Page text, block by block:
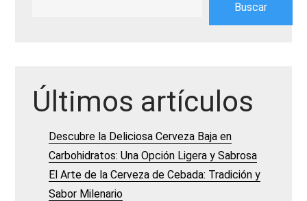
Buscar
Últimos artículos
Descubre la Deliciosa Cerveza Baja en
Carbohidratos: Una Opción Ligera y Sabrosa
El Arte de la Cerveza de Cebada: Tradición y
Sabor Milenario